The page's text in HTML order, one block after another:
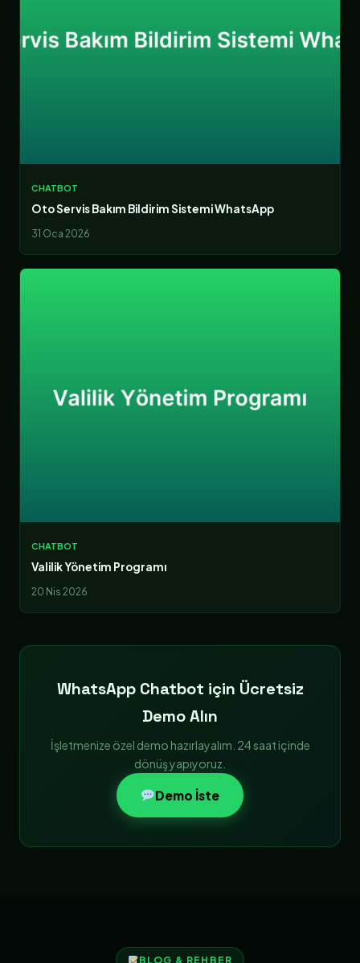
CHATBOT
Oto Servis Bakım Bildirim Sistemi WhatsApp
31 Oca 2026
CHATBOT
Valilik Yönetim Programı
20 Nis 2026
WhatsApp Chatbot için Ücretsiz
Demo Alın
İşletmenize özel demo hazırlayalım. 24 saat içinde
dönüş yapıyoruz.
Demo İste
BLOG & REHBER